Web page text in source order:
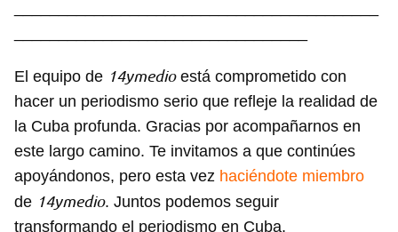
El equipo de 14ymedioestá comprometido con
hacer un periodismo serio que refleje la realidad de
la Cuba profunda. Gracias por acompañarnos en
este largo camino. Te invitamos a que continúes
apoyándonos, pero esta vez haciéndote miembro
de 14ymedio. Juntos podemos seguir
transformando el periodismo en Cuba.